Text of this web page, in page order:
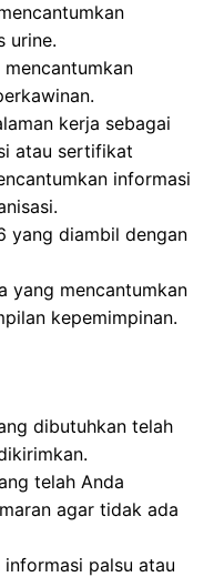
urine.
kerja sebagai
atau sertifikat
informasi
yang diambil dengan
yang mencantumkan
kepemimpinan.
dibutuhkan telah
telah Anda
agar tidak ada
palsu atau